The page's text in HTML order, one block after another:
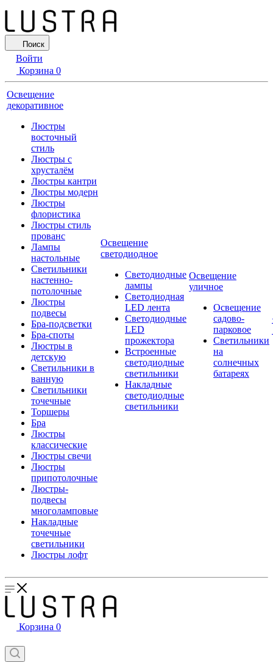
Поиск
Войти
Корзина 0
Освещение
декоративное
Люстры
восточный
стиль
Люстры с
хрусталём
Люстры кантри
Люстры модерн
Люстры
флористика
Люстры стиль
прованс
Лампы
настольные
Светильники
настенно-
потолочные
Люстры
подвесы
Бра-подсветки
Бра-споты
Люстры в
детскую
Светильники в
ванную
Светильники
точечные
Торшеры
Бра
Люстры
классические
Люстры свечи
Люстры
припотолочные
Люстры-
подвесы
многоламповые
Накладные
точечные
светильники
Люстры лофт
Освещение
светодиодное
Светодиодные
лампы
Светодиодная
LED лента
Светодиодные
LED
прожектора
Встроенные
светодиодные
светильники
Накладные
светодиодные
светильники
Освещение
уличное
Освещение
садово-
парковое
Светильники
на
солнечных
батареях
Корзина 0